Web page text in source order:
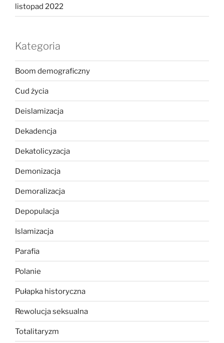
listopad 2022
Kategoria
Boom demograficzny
Cud życia
Deislamizacja
Dekadencja
Dekatolicyzacja
Demonizacja
Demoralizacja
Depopulacja
Islamizacja
Parafia
Polanie
Pułapka historyczna
Rewolucja seksualna
Totalitaryzm